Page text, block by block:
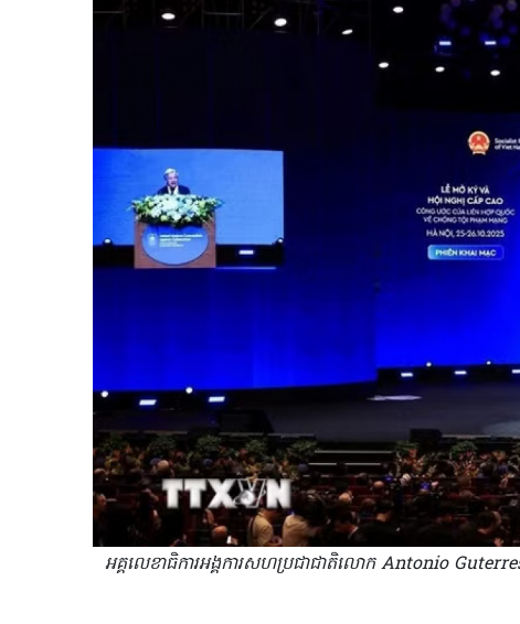
អគ្គលេខាធិការអង្គការសហប្រជាជាតិលោក Antonio